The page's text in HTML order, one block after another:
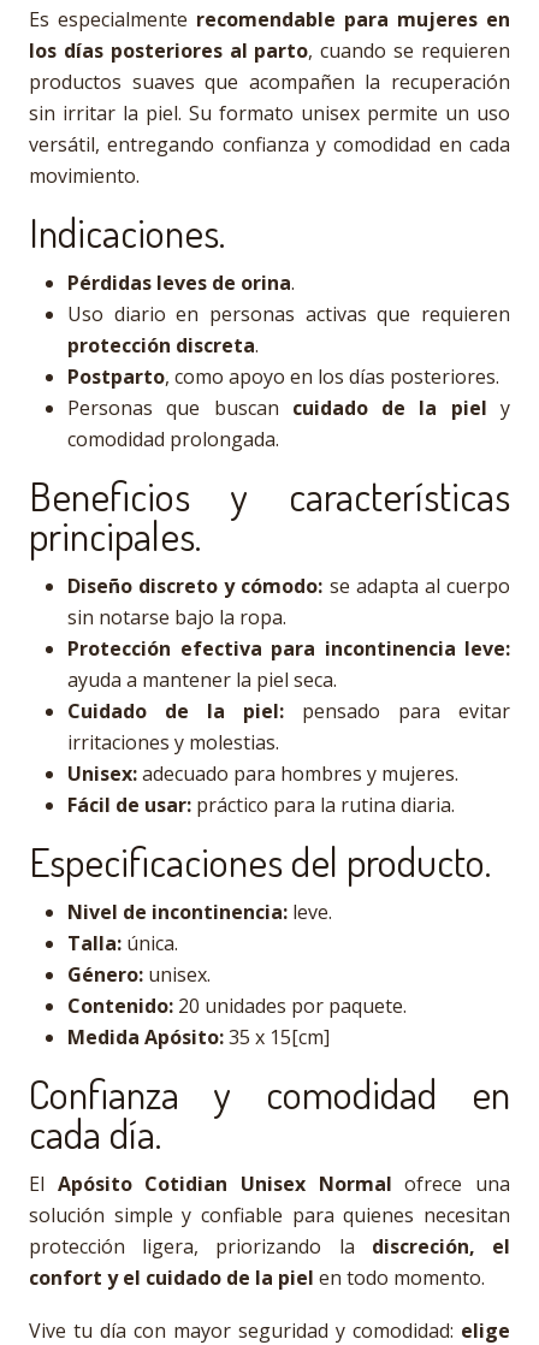
Es especialmente recomendable para mujeres en
los días posteriores al parto, cuando se requieren
productos suaves que acompañen la recuperación
sin irritar la piel. Su formato unisex permite un uso
versátil, entregando confianza y comodidad en cada
movimiento.
Indicaciones.
Pérdidas leves de orina.
Uso diario en personas activas que requieren
protección discreta.
Postparto, como apoyo en los días posteriores.
Personas que buscan cuidado de la piel y
comodidad prolongada.
Beneficios y características
principales.
Diseño discreto y cómodo: se adapta al cuerpo
sin notarse bajo la ropa.
Protección efectiva para incontinencia leve:
ayuda a mantener la piel seca.
Cuidado de la piel: pensado para evitar
irritaciones y molestias.
Unisex:adecuado para hombres y mujeres.
Fácil de usar: práctico para la rutina diaria.
Especificaciones del producto.
Nivel de incontinencia: leve.
Talla: única.
Género: unisex.
Contenido: 20 unidades por paquete.
Medida Apósito:35 x 15[cm]
Confianza y comodidad en
cada día.
El Apósito Cotidian Unisex Normal ofrece una
solución simple y confiable para quienes necesitan
protección ligera, priorizando la discreción, el
confort y el cuidado de la piel en todo momento.
Vive tu día con mayor seguridad y comodidad: elige